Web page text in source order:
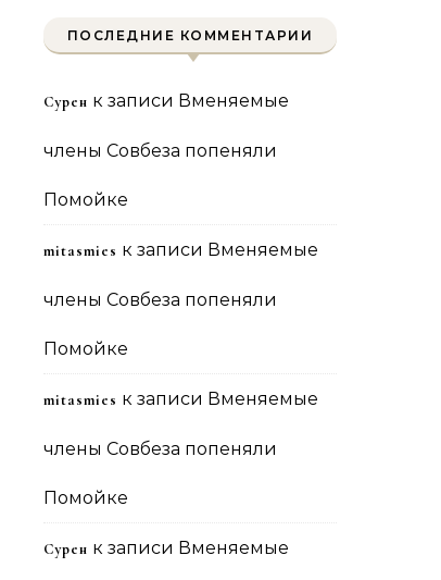
ПОСЛЕДНИЕ КОММЕНТАРИИ
Сурен к записи Вменяемые
члены Совбеза попеняли
Помойке
mitasmies к записи Вменяемые
члены Совбеза попеняли
Помойке
mitasmies к записи Вменяемые
члены Совбеза попеняли
Помойке
Сурен к записи Вменяемые